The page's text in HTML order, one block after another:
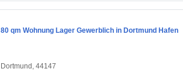
80 qm Wohnung Lager Gewerblich in Dortmund Hafen
Dortmund, 44147